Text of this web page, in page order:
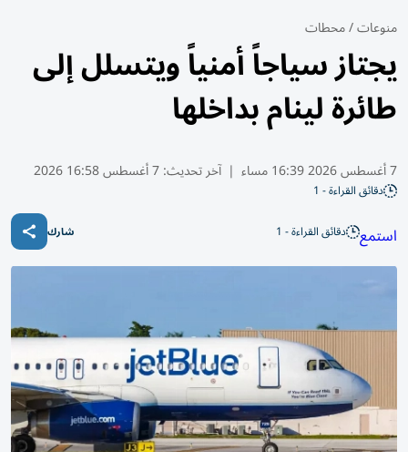
منوعات/محطات
يجتاز سياجاً أمنياً ويتسلل إلى
طائرة لينام بداخلها
7 أغسطس 2026 16:39 مساء | آخر تحديث:7 أغسطس 16:58 2026
دقائق القراءة - 1
استمع دقائق القراءة - 1 شارك